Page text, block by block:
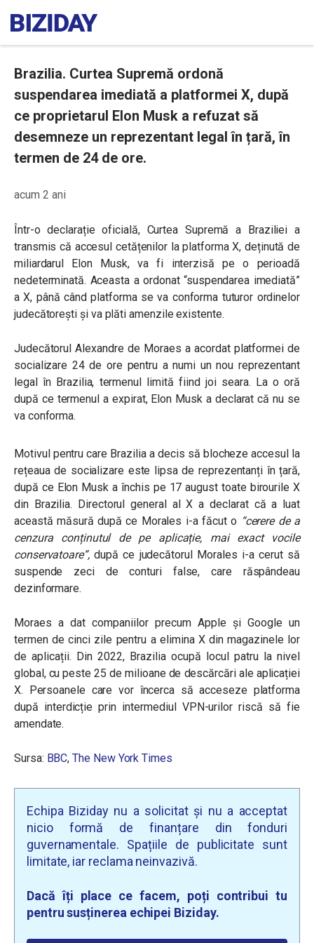
Brazilia. Curtea Supremă ordonă
suspendarea imediată a platformei X, după
ce proprietarul Elon Musk a refuzat să
desemneze un reprezentant legal în țară, în
termen de 24 de ore.
acum 2 ani
Într-o declarație oficială, Curtea Supremă a Braziliei a
transmis că accesul cetățenilor la platforma X, deținută de
miliardarul Elon Musk, va fi interzisă pe o perioadă
nedeterminată. Aceasta a ordonat “suspendarea imediată”
a X, până când platforma se va conforma tuturor ordinelor
judecătorești și va plăti amenzile existente.
Judecătorul Alexandre de Moraes a acordat platformei de
socializare 24 de ore pentru a numi un nou reprezentant
legal în Brazilia, termenul limită fiind joi seara. La o oră
după ce termenul a expirat, Elon Musk a declarat că nu se
va conforma.
Motivul pentru care Brazilia a decis să blocheze accesul la
rețeaua de socializare este lipsa de reprezentanți în țară,
după ce Elon Musk a închis pe 17 august toate birourile X
din Brazilia. Directorul general al X a declarat că a luat
această măsură după ce Morales i-a făcut o “cerere de a
cenzura conținutul de pe aplicație, mai exact vocile
conservatoare”,după ce judecătorul Morales i-a cerut să
suspende zeci de conturi false, care răspândeau
dezinformare.
Moraes a dat companiilor precum Apple și Google un
termen de cinci zile pentru a elimina X din magazinele lor
de aplicații. Din 2022, Brazilia ocupă locul patru la nivel
global, cu peste 25 de milioane de descărcări ale aplicației
X. Persoanele care vor încerca să acceseze platforma
după interdicție prin intermediul VPN-urilor riscă să fie
amendate.
Sursa: BBC,The New York Times
Echipa Biziday nu a solicitat și nu a acceptat
nicio formă de finanțare din fonduri
guvernamentale. Spațiile de publicitate sunt
limitate, iar reclama neinvazivă.
Dacă îți place ce facem, poți contribui tu
pentru susținerea echipei Biziday.